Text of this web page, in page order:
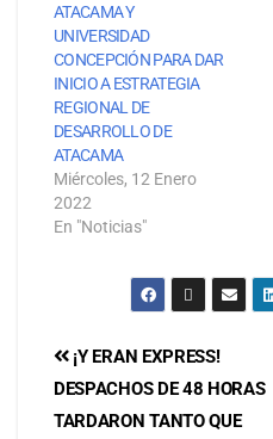
ATACAMA Y
UNIVERSIDAD
CONCEPCIÓN PARA DAR
INICIO A ESTRATEGIA
REGIONAL DE
DESARROLLO DE
ATACAMA
Miércoles, 12 Enero
2022
En "Noticias"
¡Y ERAN EXPRESS!
DESPACHOS DE 48 HORAS
TARDARON TANTO QUE